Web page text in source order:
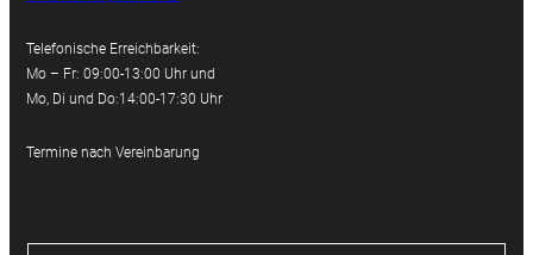
Telefonische Erreichbarkeit:
Mo – Fr: 09:00-13:00 Uhr und
Mo, Di und Do:14:00-17:30 Uhr
Termine nach Vereinbarung